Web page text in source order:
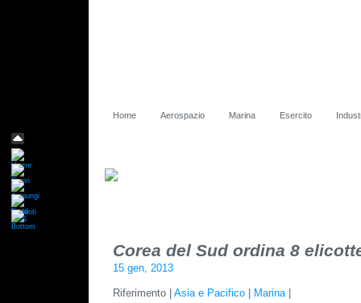
Home Aerospazio Marina Esercito
Corea del Sud ordina 8
15 gen, 2013
Riferimento | Asia e Pacifico | Marina |